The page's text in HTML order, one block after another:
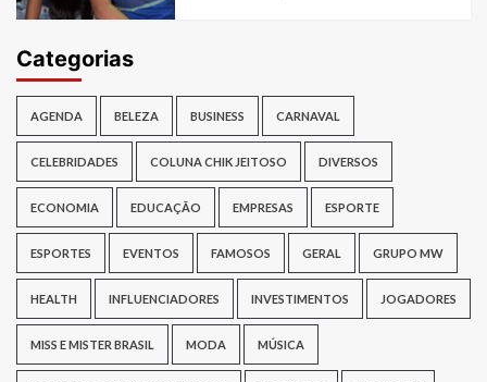
Categorias
AGENDA BELEZA BUSINESS CARNAVAL
CELEBRIDADES COLUNA CHIK JEITOSO DIVERSOS
ECONOMIA EDUCAÇÃO EMPRESAS ESPORTE
ESPORTES EVENTOS FAMOSOS GERAL GRUPO MW
HEALTH INFLUENCIADORES INVESTIMENTOS JOGADORES
MISS E MISTER BRASIL MODA MÚSICA